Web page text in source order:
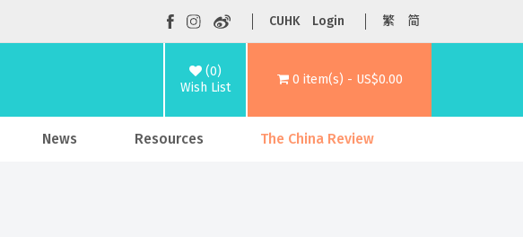
CUHK Login 繁 简
(0)
Wish List
0 item(s) - US$0.00
News Resources The China Review